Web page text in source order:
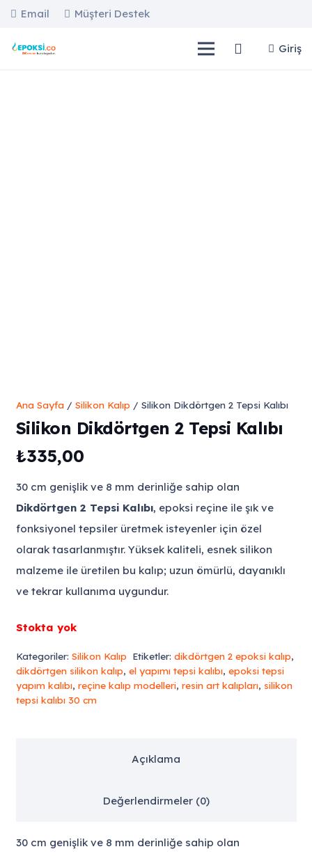
Email Müşteri Destek
Giriş
Ana Sayfa/ Silikon Kalıp / Silikon Dikdörtgen 2 Tepsi Kalıbı
Silikon Dikdörtgen 2 Tepsi Kalıbı
₺335,00
30 cm genişlik ve 8 mm derinliğe sahip olan
Dikdörtgen 2 Tepsi Kalıbı, epoksi reçine ile şık ve
fonksiyonel tepsiler üretmek isteyenler için özel
olarak tasarlanmıştır. Yüksek kaliteli, esnek silikon
malzeme ile üretilen bu kalıp; uzun ömürlü, dayanıklı
ve tekrar kullanıma uygundur.
Stokta yok
Kategoriler: Silikon Kalıp Etiketler: dikdörtgen 2 epoksi kalıp,
dikdörtgen silikon kalıp, el yapımı tepsi kalıbı, epoksi tepsi
yapım kalıbı, reçine kalıp modelleri, resin art kalıpları, silikon
tepsi kalıbı 30 cm
Açıklama
Değerlendirmeler (0)
30 cm genişlik ve 8 mm derinliğe sahip olan